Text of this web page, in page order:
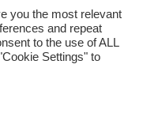
you the most relevant
and repeat
to the use of ALL
Settings" to